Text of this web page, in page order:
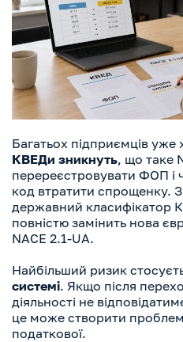
Багатьох підприємців
КВЕДи зникнуть, що таке
перереєстровувати ФОП і
код втратити спрощенку. З
державний класифікатор
повністю замінить нова
NACE 2.1-UA.
Найбільший ризик
системі. Якщо після
діяльності не
це може створити
податкової.